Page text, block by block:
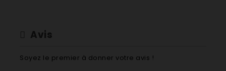
WT62TFR 26377
WT82TFR 26379
Avis
Soyez le premier à donner votre avis !